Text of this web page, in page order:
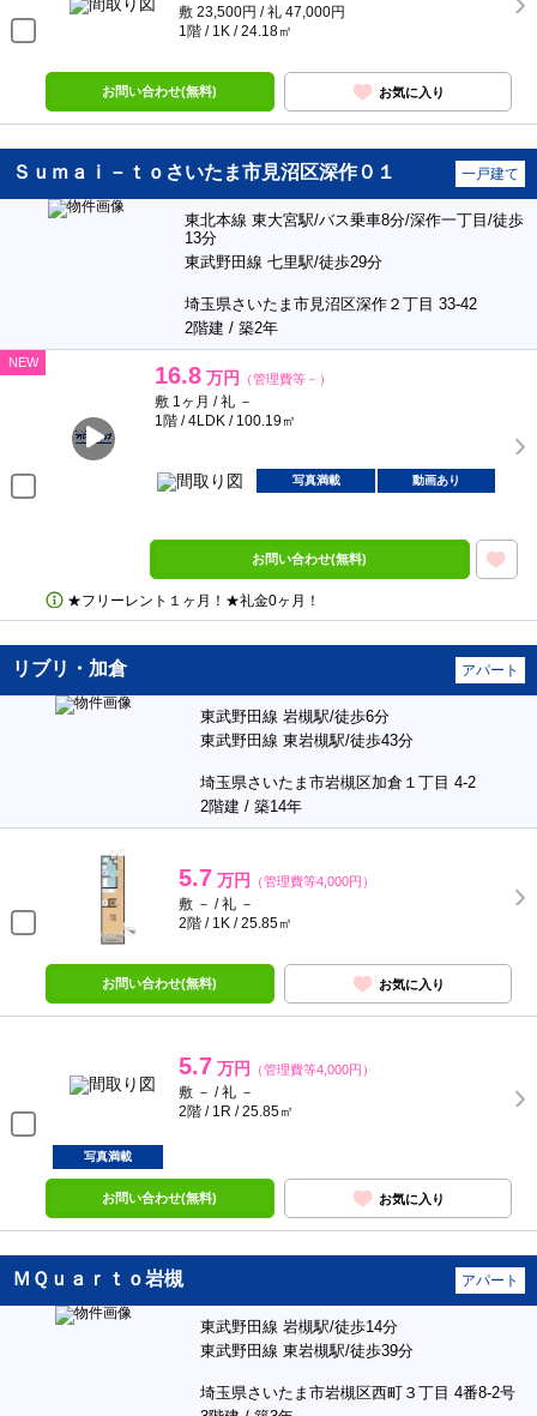
敷 23,500円 / 礼 47,000円
1階 / 1K / 24.18㎡
お問い合わせ(無料) お気に入り
Ｓｕｍａｉ－ｔｏさいたま市見沼区深作０１ 一戸建て
東北本線 東大宮駅/バス乗車8分/深作一丁目/徒歩
13分
東武野田線 七里駅/徒歩29分
埼玉県さいたま市見沼区深作２丁目 33-42
2階建 / 築2年
NEW 16.8 万円 （管理費等－）
敷 1ヶ月 / 礼 －
1階 / 4LDK / 100.19㎡
写真満載 動画あり
お問い合わせ(無料)
★フリーレント１ヶ月！★礼金0ヶ月！
リブリ・加倉 アパート
東武野田線 岩槻駅/徒歩6分
東武野田線 東岩槻駅/徒歩43分
埼玉県さいたま市岩槻区加倉１丁目 4-2
2階建 / 築14年
5.7 万円 （管理費等4,000円）
敷 － / 礼 －
2階 / 1K / 25.85㎡
お問い合わせ(無料) お気に入り
5.7 万円 （管理費等4,000円）
敷 － / 礼 －
2階 / 1R / 25.85㎡
写真満載
お問い合わせ(無料) お気に入り
ＭＱｕａｒｔｏ岩槻 アパート
東武野田線 岩槻駅/徒歩14分
東武野田線 東岩槻駅/徒歩39分
埼玉県さいたま市岩槻区西町３丁目 4番8-2号